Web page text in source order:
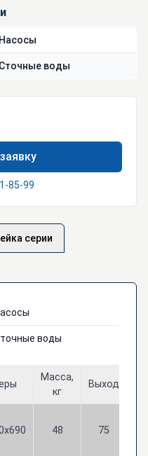
Насосы
Сточные воды
85-99
серии
воды
Масса,
кг
Выход
48 75